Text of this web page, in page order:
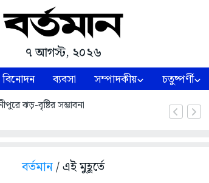
৭ আগস্ট, ২০২৬
বিনোদন ব্যবসা সম্পাদকীয় চতুষ্পর্ণী
ঝড়-বৃষ্টির সম্ভাবনা
বর্তমান/ এই মুহূর্তে